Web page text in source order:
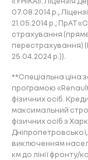
07.08.2014 р.,
21.05.2014 р.; ПрАТ
страхування
перестрахування)
25.04.2024 р.)).
**Спеціальна ціна
програмою
фізичних осіб.
максимальний
фізичних осіб з
виключенням
км до лінії фронту/